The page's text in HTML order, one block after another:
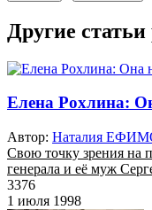
Другие статьи
Елена Рохлина:
Автор: Наталия
Свою точку зрения на
генерала и её муж
3376
1 июля 1998